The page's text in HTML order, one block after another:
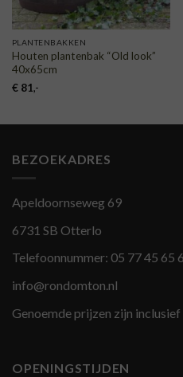
PLANTENBAKKEN
Houten plantenbak “Old look”
40x65cm
€81,-
BEZOEKADRES
Apeldoornseweg 69
6731 SB Otterlo
Telefoonnummer: 05 77 45 65
info@rondomton.nl
Genoemde prijzen zijn inclusief
OPENINGSTIJDEN